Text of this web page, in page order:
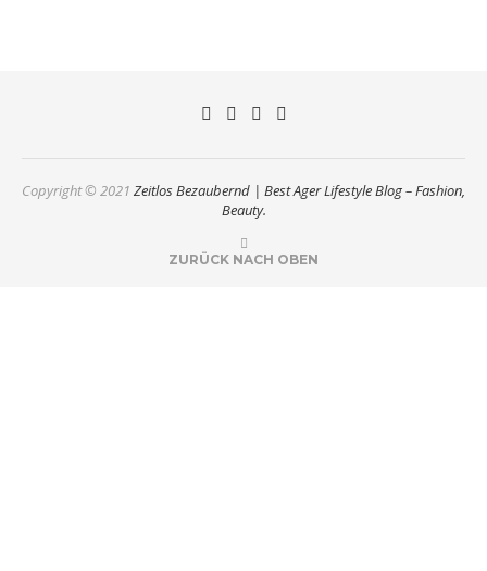
Copyright © 2021 Zeitlos Bezaubernd | Best Ager Lifestyle Blog – Fashion,
Beauty.
ZURÜCK NACH OBEN